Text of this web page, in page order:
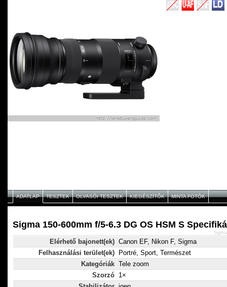
ADATLAP TESZTEK OLVASÓI TESZTEK KIEGÉSZÍTŐK MINTA FOTÓK
Sigma 150-600mm f/5-6.3 DG OS HSM S
Elérhető bajonett(ek) Canon EF, Nikon F, Sigma
Felhasználási terület(ek)
Portré, Sport, Természet
Kategóriák Tele zoom
Szorzó 1×